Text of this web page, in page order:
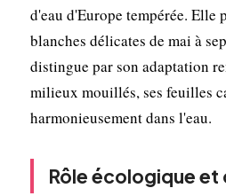
d'eau d'Europe tempérée. Elle
blanches délicates de mai à
distingue par son adaptation
milieux mouillés, ses feuilles
harmonieusement dans l'eau.
Rôle écologique